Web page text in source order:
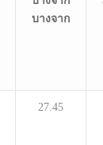
บางจาก
27.45